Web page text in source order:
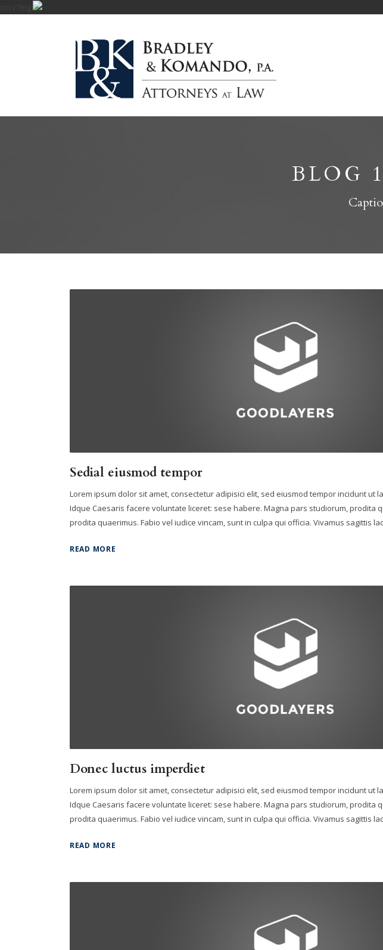
BLOG
Sedial eiusmod tempor
Lorem ipsum dolor sit amet, consectetur adipisici elit, sed eiusmod tempor incidunt ut
Idque Caesaris facere voluntate liceret: sese habere. Magna pars studiorum, prodita
prodita quaerimus. Fabio vel iudice vincam, sunt in culpa qui officia. Vivamus sagittis
READ MORE
Donec luctus imperdiet
Lorem ipsum dolor sit amet, consectetur adipisici elit, sed eiusmod tempor incidunt ut
Idque Caesaris facere voluntate liceret: sese habere. Magna pars studiorum, prodita
prodita quaerimus. Fabio vel iudice vincam, sunt in culpa qui officia. Vivamus sagittis
READ MORE